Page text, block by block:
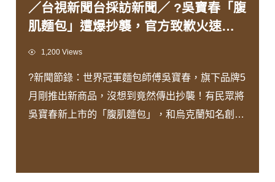
／台視新聞台採訪新聞／ ?吳寶春「腹
肌麵包」遭爆抄襲，官方致歉火速下
Views1,200 Views
?新聞節錄：世界冠軍麵包師傅吳寶春，旗下品牌5
月剛推出新商品，沒想到竟然傳出抄襲！有民眾將
吳寶春新上市的「腹肌麵包」，和烏克蘭知名創意